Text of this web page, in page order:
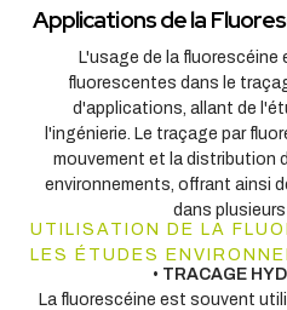
Applications de la
L'usage de la
fluorescentes dans le
d'applications, allant de
l'ingénierie. Le traçage par
mouvement et la distribution
environnements, offrant ainsi
dans plusieurs
UTILISATION DE LA
LES ÉTUDES
• TRACAGE
La fluorescéine est souvent